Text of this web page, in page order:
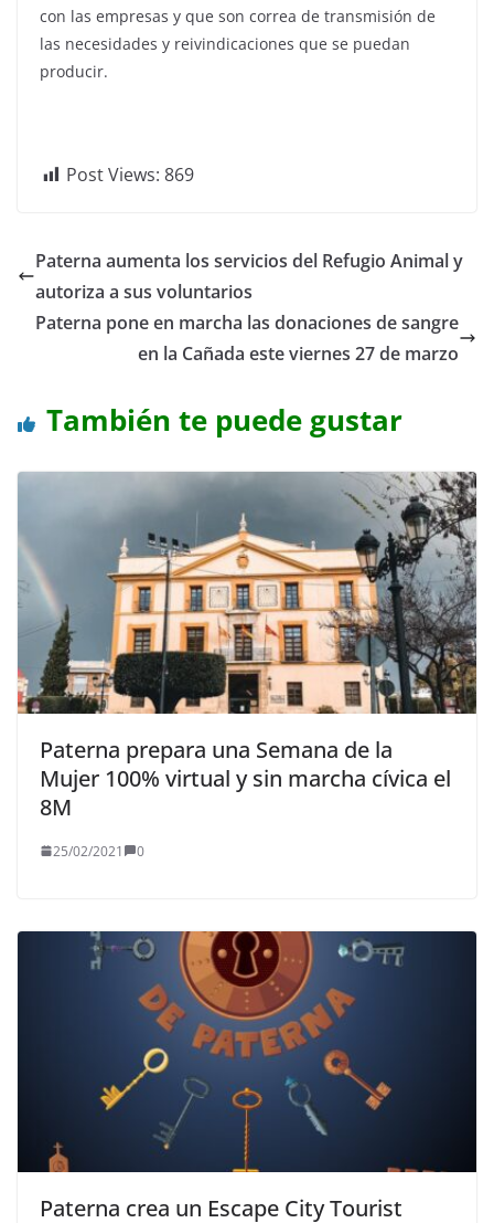
con las empresas y que son correa de transmisión de
las necesidades y reivindicaciones que se puedan
producir.
Post Views: 869
Paterna aumenta los servicios del Refugio Animal y
autoriza a sus voluntarios
Paterna pone en marcha las donaciones de sangre
en la Cañada este viernes 27 de marzo
También te puede gustar
Paterna prepara una Semana de la
Mujer 100% virtual y sin marcha cívica el
8M
25/02/2021 0
Paterna crea un Escape City Tourist